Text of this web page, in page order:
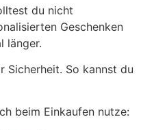
du nicht
Geschenken
länger.
Sicherheit. So kannst du
beim Einkaufen nutze: